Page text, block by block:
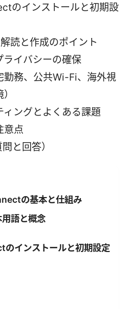
のインストールと初期設
読と作成のポイント
ライバシーの確保
勤務、公共Wi-Fi、海外視
ィングとよくある課題
意点
と回答）
の基本と仕組み
語と概念
インストールと初期設定